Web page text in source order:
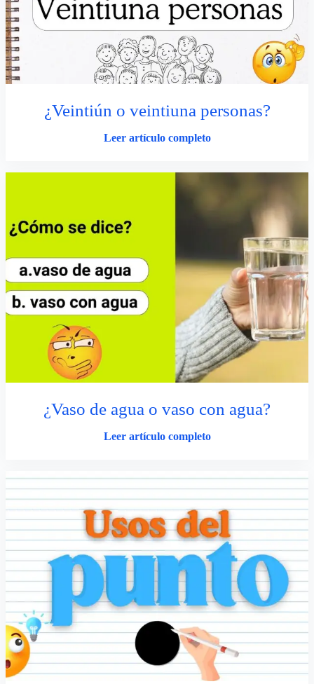
¿Veintiún o veintiuna personas?
Leer artículo completo
¿Vaso de agua o vaso con agua?
Leer artículo completo